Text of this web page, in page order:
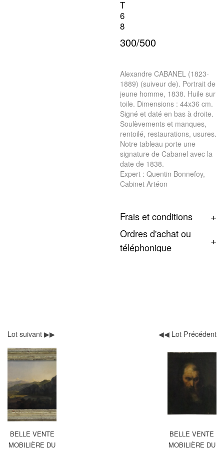
T
6
8
300/500
Alexandre CABANEL (1823-
1889) (suiveur de). Portrait de
jeune homme, 1838. Huile sur
toile. Dimensions : 44x36 cm.
Signé et daté en bas à droite.
Soulèvements et manques,
rentoilé, restaurations, usures.
Notre tableau porte une
signature de Cabanel avec la
date de 1838.
Expert : Quentin Bonnefoy,
Cabinet Artéon
Frais et conditions
Ordres d'achat ou
téléphonique
Lot suivant ▶▶
BELLE VENTE
MOBILIÈRE DU
◀◀ Lot Précédent
BELLE VENTE
MOBILIÈRE DU